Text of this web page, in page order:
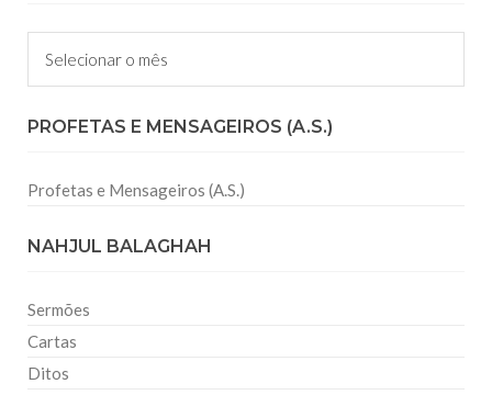
Arquivos
PROFETAS E MENSAGEIROS (A.S.)
Profetas e Mensageiros (A.S.)
NAHJUL BALAGHAH
Sermões
Cartas
Ditos